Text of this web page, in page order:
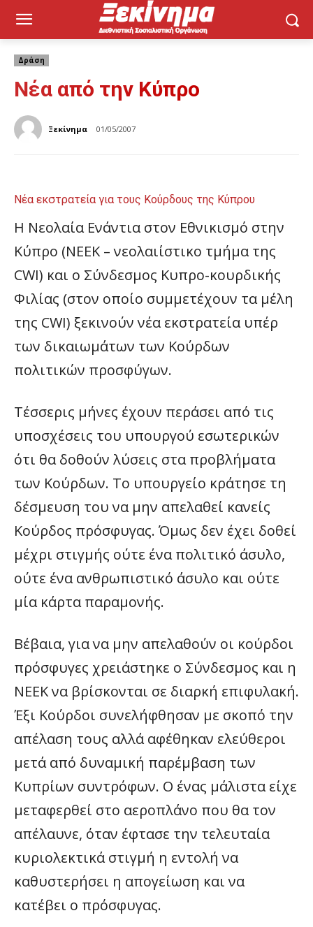
Δράση
Νέα από την Κύπρο
Ξεκίνημα 01/05/2007
Νέα εκστρατεία για τους Κούρδους της Κύπρου
Η Νεολαία Ενάντια στον Εθνικισμό στην
Κύπρο (ΝΕΕΚ – νεολαιίστικο τμήμα της
CWI) και ο Σύνδεσμος Κυπρο-κουρδικής
Φιλίας (στον οποίο συμμετέχουν τα μέλη
της CWI) ξεκινούν νέα εκστρατεία υπέρ
των δικαιωμάτων των Κούρδων
πολιτικών προσφύγων.
Τέσσερις μήνες έχουν περάσει από τις
υποσχέσεις του υπουργού εσωτερικών
ότι θα δοθούν λύσεις στα προβλήματα
των Κούρδων. Το υπουργείο κράτησε τη
δέσμευση του να μην απελαθεί κανείς
Κούρδος πρόσφυγας. Όμως δεν έχει δοθεί
μέχρι στιγμής ούτε ένα πολιτικό άσυλο,
ούτε ένα ανθρωπιστικό άσυλο και ούτε
μία κάρτα παραμονής.
Βέβαια, για να μην απελαθούν οι κούρδοι
πρόσφυγες χρειάστηκε ο Σύνδεσμος και η
ΝΕΕΚ να βρίσκονται σε διαρκή επιφυλακή.
Έξι Κούρδοι συνελήφθησαν με σκοπό την
απέλαση τους αλλά αφέθηκαν ελεύθεροι
μετά από δυναμική παρέμβαση των
Κυπρίων συντρόφων. Ο ένας μάλιστα είχε
μεταφερθεί στο αεροπλάνο που θα τον
απέλαυνε, όταν έφτασε την τελευταία
κυριολεκτικά στιγμή η εντολή να
καθυστερήσει η απογείωση και να
κατέβει ο πρόσφυγας.